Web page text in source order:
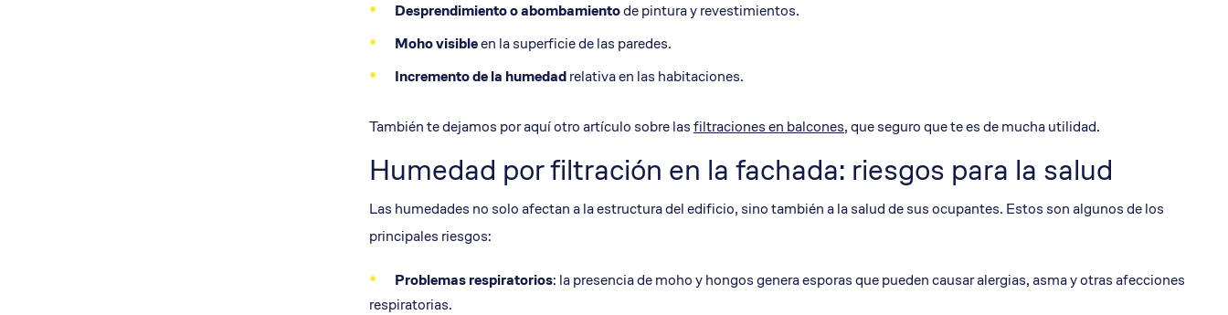
Desprendimiento o abombamientode pintura y revestimientos.
Moho visibleen la superficie de las paredes.
Incremento de la humedadrelativa en las habitaciones.
También te dejamos por aquí otro artículo sobre lasfiltraciones en balcones, que seguro que te es de mucha utilidad.
Humedad por filtración en la fachada: riesgos para la salud
Las humedades no solo afectan a la estructura del edificio, sino también a la salud de sus ocupantes. Estos son algunos de los
principales riesgos:
Problemas respiratorios: la presencia de moho y hongos genera esporas que pueden causar alergias, asma y otras afecciones
respiratorias.